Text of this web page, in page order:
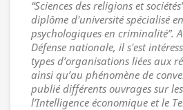
“Sciences des religions et
diplôme d'université spécialisé
psychologiques en criminalité”.
Défense nationale, il s'est
types d’organisations liées aux
ainsi qu’au phénomène de
publié différents ouvrages sur
l’Intelligence économique et le